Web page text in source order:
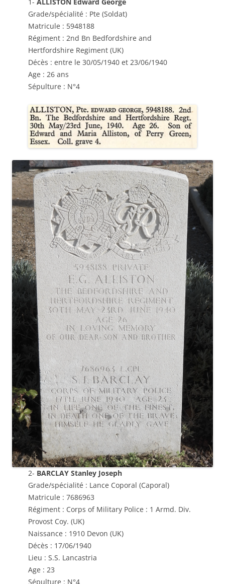
Grade/spécialité : Pte (Soldat)
Matricule : 5948188
Régiment : 2nd Bn Bedfordshire and
Hertfordshire Regiment (UK)
Décès : entre le 30/05/1940 et 23/06/1940
Age : 26 ans
Sépulture : N°4
2- BARCLAY Stanley Joseph
Grade/spécialité : Lance Coporal (Caporal)
Matricule : 7686963
Régiment : Corps of Military Police : 1 Armd. Div.
Provost Coy. (UK)
Naissance : 1910 Devon (UK)
Décès : 17/06/1940
Lieu : S.S. Lancastria
Age : 23
Sépulture : N°4